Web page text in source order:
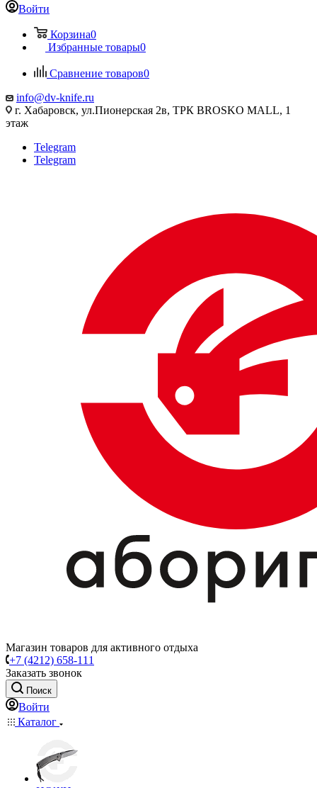
Войти
Корзина0
Избранные товары0
Сравнение товаров0
info@dv-knife.ru
г. Хабаровск, ул.Пионерская 2в, ТРК BROSKO MALL, 1
этаж
Telegram
Telegram
Магазин товаров для активного отдыха
+7 (4212) 658-111
Заказать звонок
Поиск
Войти
Каталог